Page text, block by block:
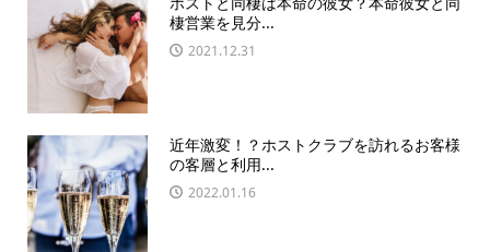
棲営業を見分...
2021.12.31
近年激変！？ホストクラブを訪れるお客様
の客層と利用...
2022.01.16